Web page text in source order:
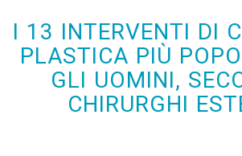
I 13 INTERVENTI DI
PLASTICA PIÙ
GLI UOMINI,
CHIRURGHI